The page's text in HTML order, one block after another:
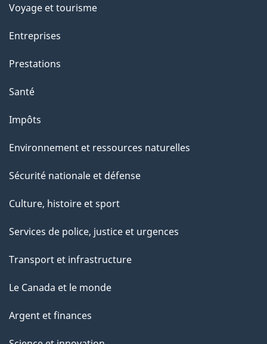
Voyage et tourisme
Entreprises
Prestations
Santé
Impôts
Environnement et ressources naturelles
Sécurité nationale et défense
Culture, histoire et sport
Services de police, justice et urgences
Transport et infrastructure
Le Canada et le monde
Argent et finances